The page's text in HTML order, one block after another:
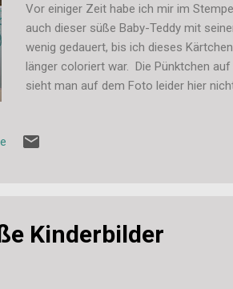
Vor einiger Zeit habe ich mir im
auch dieser süße Baby-Teddy mit
wenig gedauert, bis ich dieses
länger coloriert war. Die Pünktchen
sieht man auf dem Foto leider hier
"normalem" Kartenformat und in
Kinderbilder